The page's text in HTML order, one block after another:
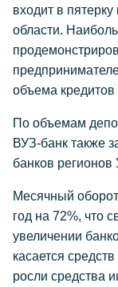
входит в
области.
объема
По объемам
ВУЗ-банк также
банков регионов
Месячный
год на 72%, что
увеличении
касается
росли средства